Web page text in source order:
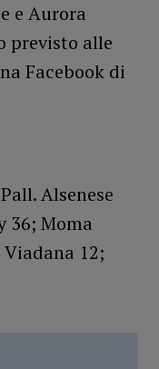
e Aurora
previsto alle
Facebook di
Alsenese
36; Moma
12;